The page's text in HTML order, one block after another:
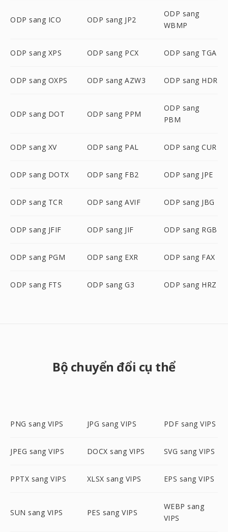
ODP sang ICO ODP sang JP2
ODP sang
WBMP
ODP sang XPS ODP sang PCX ODP sang TGA
ODP sang OXPS ODP sang AZW3 ODP sang HDR
ODP sang DOT ODP sang PPM
ODP sang
PBM
ODP sang XV ODP sang PAL ODP sang CUR
ODP sang DOTX ODP sang FB2 ODP sang JPE
ODP sang TCR ODP sang AVIF ODP sang JBG
ODP sang JFIF ODP sang JIF ODP sang RGB
ODP sang PGM ODP sang EXR ODP sang FAX
ODP sang FTS ODP sang G3 ODP sang HRZ
Bộ chuyển đổi cụ thể
PNG sang VIPS JPG sang VIPS PDF sang VIPS
JPEG sang VIPS DOCX sang VIPS SVG sang VIPS
PPTX sang VIPS XLSX sang VIPS EPS sang VIPS
SUN sang VIPS PES sang VIPS
WEBP sang
VIPS